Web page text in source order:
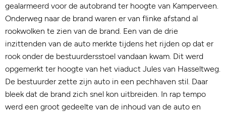
gealarmeerd voor de autobrand ter hoogte van Kamperveen.
Onderweg naar de brand waren er van flinke afstand al
rookwolken te zien van de brand. Een van de drie
inzittenden van de auto merkte tijdens het rijden op dat er
rook onder de bestuurdersstoel vandaan kwam. Dit werd
opgemerkt ter hoogte van het viaduct Jules van Hasseltweg.
De bestuurder zette zijn auto in een pechhaven stil. Daar
bleek dat de brand zich snel kon uitbreiden. In rap tempo
werd een groot gedeelte van de inhoud van de auto en